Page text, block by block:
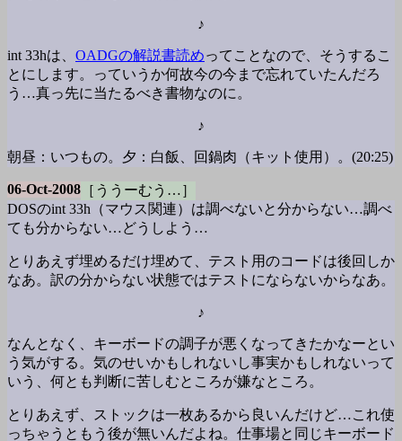
♪
int 33hは、 OADGの解説書読めってことなので、そうするこ
とにします。っていうか何故今の今まで忘れていたんだろ
う…真っ先に当たるべき書物なのに。
♪
朝昼：いつもの。夕：白飯、回鍋肉（キット使用）。(20:25)
06-Oct-2008 ［ううーむう…］
DOSのint 33h（マウス関連）は調べないと分からない…調べ
ても分からない…どうしよう…
とりあえず埋めるだけ埋めて、テスト用のコードは後回しか
なあ。訳の分からない状態ではテストにならないからなあ。
♪
なんとなく、キーボードの調子が悪くなってきたかなーとい
う気がする。気のせいかもしれないし事実かもしれないって
いう、何とも判断に苦しむところが嫌なところ。
とりあえず、ストックは一枚あるから良いんだけど…これ使
っちゃうともう後が無いんだよね。仕事場と同じキーボード